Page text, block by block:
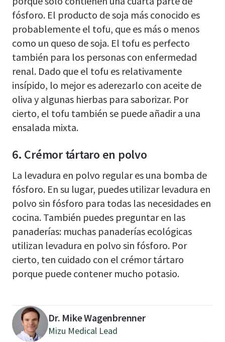
fósforo. El producto de soja más conocido es
probablemente el tofu, que es más o menos
como un queso de soja. El tofu es perfecto
también para los personas con enfermedad
renal. Dado que el tofu es relativamente
insípido, lo mejor es aderezarlo con aceite de
oliva y algunas hierbas para saborizar. Por
cierto, el tofu también se puede añadir a una
ensalada mixta.
6. Crémor tártaro en polvo
La levadura en polvo regular es una bomba de
fósforo. En su lugar, puedes utilizar levadura en
polvo sin fósforo para todas las necesidades en
cocina. También puedes preguntar en las
panaderías: muchas panaderías ecológicas
utilizan levadura en polvo sin fósforo. Por
cierto, ten cuidado con el crémor tártaro
porque puede contener mucho potasio.
Dr. Mike Wagenbrenner
Mizu Medical Lead